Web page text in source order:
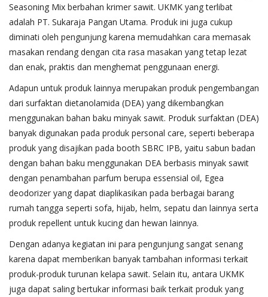
Seasoning Mix berbahan krimer sawit. UKMK yang terlibat
adalah PT. Sukaraja Pangan Utama. Produk ini juga cukup
diminati oleh pengunjung karena memudahkan cara memasak
masakan rendang dengan cita rasa masakan yang tetap lezat
dan enak, praktis dan menghemat penggunaan energi.
Adapun untuk produk lainnya merupakan produk pengembangan
dari surfaktan dietanolamida (DEA) yang dikembangkan
menggunakan bahan baku minyak sawit. Produk surfaktan (DEA)
banyak digunakan pada produk personal care, seperti beberapa
produk yang disajikan pada booth SBRC IPB, yaitu sabun badan
dengan bahan baku menggunakan DEA berbasis minyak sawit
dengan penambahan parfum berupa essensial oil, Egea
deodorizer yang dapat diaplikasikan pada berbagai barang
rumah tangga seperti sofa, hijab, helm, sepatu dan lainnya serta
produk repellent untuk kucing dan hewan lainnya.
Dengan adanya kegiatan ini para pengunjung sangat senang
karena dapat memberikan banyak tambahan informasi terkait
produk-produk turunan kelapa sawit. Selain itu, antara UKMK
juga dapat saling bertukar informasi baik terkait produk yang